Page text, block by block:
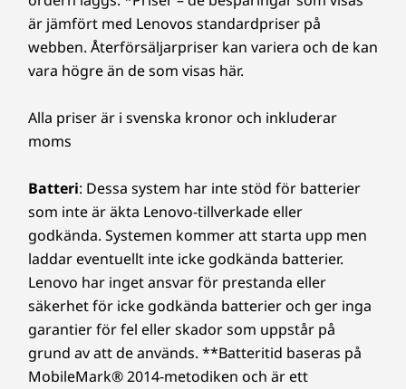
Oöverträffad
prestanda
generationen med en 14:e generationens
Enterprise är ett kraftpaket för prestanda och
chipnivå optimerar processorprestanda,
fläkthastighet och energiförbrukning.
Trådlöst
WiFi 6E*AX211
myndighetscertifieringar och frekvenstilldelning.
Design
Mått (H × B × D)
346 mm x 145 mm x 296 mm
Vikt
Från 5,9 kg
14- Optional: Expansion card slots
16-Kensington Security Slot™
är jämfört med Lenovos standardpriser på
webben. Återförsäljarpriser kan variera och de kan
vara högre än de som visas här.
Alla priser är i svenska kronor och inkluderar
moms
Batteri: Dessa system har inte stöd för batterier
som inte är äkta Lenovo-tillverkade eller
godkända. Systemen kommer att starta upp men
laddar eventuellt inte icke godkända batterier.
Lenovo har inget ansvar för prestanda eller
säkerhet för icke godkända batterier och ger inga
garantier för fel eller skador som uppstår på
grund av att de används. **Batteritid baseras på
MobileMark® 2014-metodiken och är ett